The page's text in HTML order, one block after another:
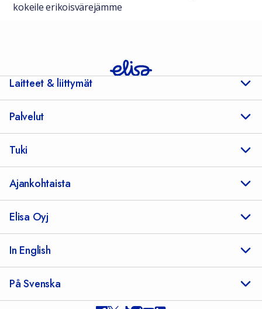
kokeile erikoisvärejämme
Laitteet & liittymät
Palvelut
Tuki
Ajankohtaista
Elisa Oyj
In English
På Svenska